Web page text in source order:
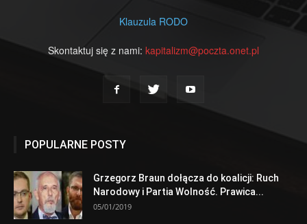
Klauzula RODO
Skontaktuj się z nami: kapitalizm@poczta.onet.pl
POPULARNE POSTY
Grzegorz Braun dołącza do koalicji: Ruch
Narodowy i Partia Wolność. Prawica...
05/01/2019